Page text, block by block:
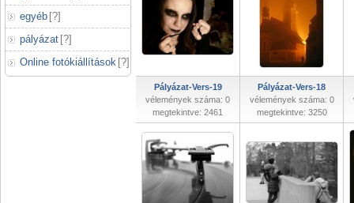
egyéb [?]
pályázat [?]
Online fotókiállítások [?]
Pályázat-Vers-19
vélemények száma: 0
megtekintve: 2461
Pályázat-Vers-18
vélemények száma: 0
megtekintve: 3250